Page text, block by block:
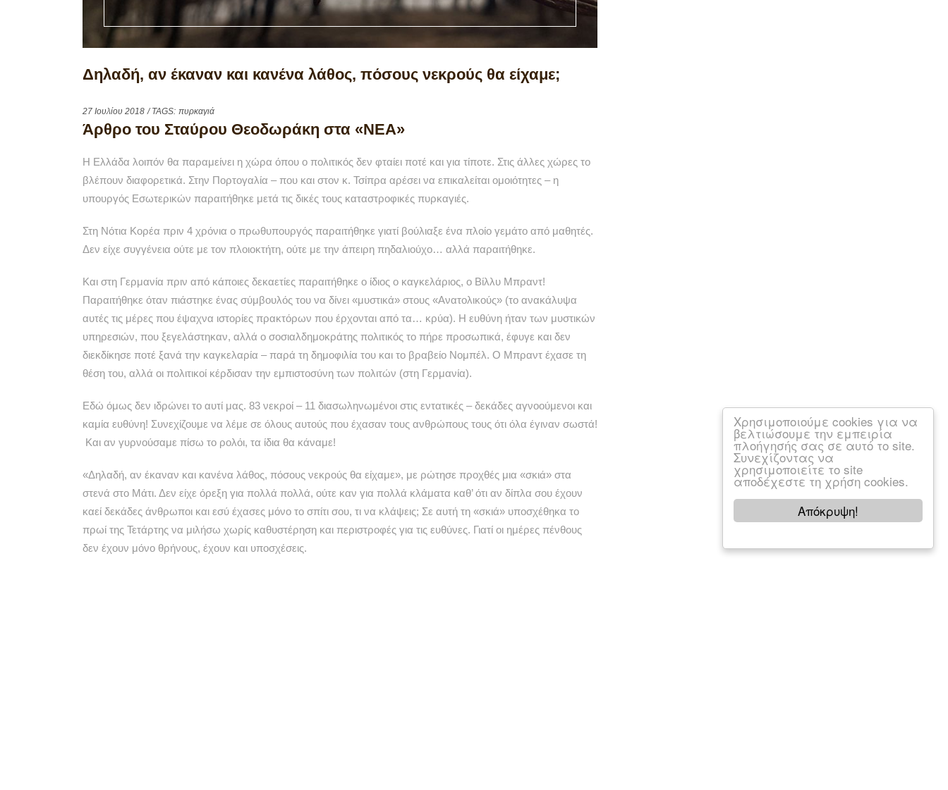
Απόκρυψη!
Χρησιμοποιούμε cookies για να
βελτιώσουμε την εμπειρία
πλοήγησής σας σε αυτό το site.
Συνεχίζοντας να
χρησιμοποιείτε το site
αποδέχεστε τη χρήση cookies.
Δηλαδή, αν έκαναν και κανένα λάθος, πόσους νεκρούς θα είχαμε;
27 Ιουλίου 2018 / TAGS: πυρκαγιά
Άρθρο του Σταύρου Θεοδωράκη στα «ΝΕΑ»
Η Ελλάδα λοιπόν θα παραμείνει η χώρα όπου ο πολιτικός δεν φταίει ποτέ και για τίποτε. Στις άλλες χώρες το
βλέπουν διαφορετικά. Στην Πορτογαλία – που και στον κ. Τσίπρα αρέσει να επικαλείται ομοιότητες – η
υπουργός Εσωτερικών παραιτήθηκε μετά τις δικές τους καταστροφικές πυρκαγιές.
Στη Νότια Κορέα πριν 4 χρόνια ο πρωθυπουργός παραιτήθηκε γιατί βούλιαξε ένα πλοίο γεμάτο από μαθητές.
Δεν είχε συγγένεια ούτε με τον πλοιοκτήτη, ούτε με την άπειρη πηδαλιούχο… αλλά παραιτήθηκε.
Και στη Γερμανία πριν από κάποιες δεκαετίες παραιτήθηκε ο ίδιος ο καγκελάριος, ο Βίλλυ Μπραντ!
Παραιτήθηκε όταν πιάστηκε ένας σύμβουλός του να δίνει «μυστικά» στους «Ανατολικούς» (το ανακάλυψα
αυτές τις μέρες που έψαχνα ιστορίες πρακτόρων που έρχονται από τα… κρύα). Η ευθύνη ήταν των μυστικών
υπηρεσιών, που ξεγελάστηκαν, αλλά ο σοσιαλδημοκράτης πολιτικός το πήρε προσωπικά, έφυγε και δεν
διεκδίκησε ποτέ ξανά την καγκελαρία – παρά τη δημοφιλία του και το βραβείο Νομπέλ. Ο Μπραντ έχασε τη
θέση του, αλλά οι πολιτικοί κέρδισαν την εμπιστοσύνη των πολιτών (στη Γερμανία).
Εδώ όμως δεν ιδρώνει το αυτί μας. 83 νεκροί – 11 διασωληνωμένοι στις εντατικές – δεκάδες αγνοούμενοι και
καμία ευθύνη! Συνεχίζουμε να λέμε σε όλους αυτούς που έχασαν τους ανθρώπους τους ότι όλα έγιναν σωστά!
Και αν γυρνούσαμε πίσω το ρολόι, τα ίδια θα κάναμε!
«Δηλαδή, αν έκαναν και κανένα λάθος, πόσους νεκρούς θα είχαμε», με ρώτησε προχθές μια «σκιά» στα
στενά στο Μάτι. Δεν είχε όρεξη για πολλά πολλά, ούτε καν για πολλά κλάματα καθ’ ότι αν δίπλα σου έχουν
καεί δεκάδες άνθρωποι και εσύ έχασες μόνο το σπίτι σου, τι να κλάψεις; Σε αυτή τη «σκιά» υποσχέθηκα το
πρωί της Τετάρτης να μιλήσω χωρίς καθυστέρηση και περιστροφές για τις ευθύνες. Γιατί οι ημέρες πένθους
δεν έχουν μόνο θρήνους, έχουν και υποσχέσεις.